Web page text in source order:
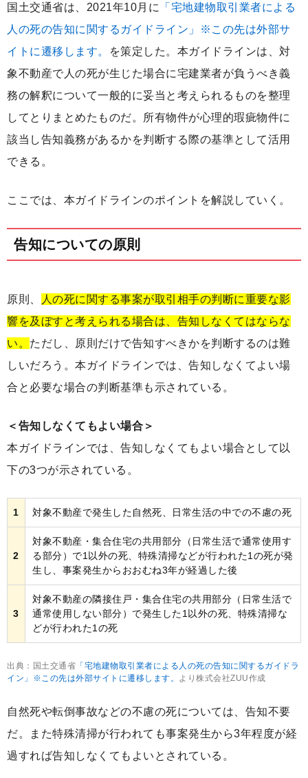
国土交通省は、2021年10月に
「宅地建物取引業者による
人の死の告知に関するガイドライン」※この先は外部サ
イトに遷移します。
を策定した。本ガイドラインは、対
象不動産で人の死が生じた場合に宅建業者が負うべき義
務の解釈について一般的に妥当と考えられるものを整理
してとりまとめたものだ。所有物件が心理的瑕疵物件に
該当し告知義務があるかを判断する際の基準として活用
できる。
ここでは、本ガイドラインのポイントを解説していく。
告知についての原則
原則、
人の死に関する事案が取引相手の判断に重要な影
響を及ぼすと考えられる場合は、告知しなくてはならな
い。 ただし、原則だけで告知すべきかを判断するのは難
しいだろう。本ガイドラインでは、告知しなくてよい場
合と必要な場合の判断基準も示されている。
＜告知しなくてもよい場合＞
本ガイドラインでは、告知しなくてもよい場合として以
下の3つが示されている。
1 対象不動産で発生した自然死、日常生活の中での不慮の死
2
対象不動産・集合住宅の共用部分（日常生活で通常使用す
る部分）で1以外の死、特殊清掃などが行われた1の死が発
生し、事案発生からおおむね3年が経過した後
3
対象不動産の隣接住戸・集合住宅の共用部分（日常生活で
通常使用しない部分）で発生した1以外の死、特殊清掃な
どが行われた1の死
出典：国土交通省 「宅地建物取引業者による人の死の告知に関するガイドラ
イン」※この先は外部サイトに遷移します。
より株式会社ZUU作成
自然死や転倒事故などの不慮の死については、告知不要
だ。また特殊清掃が行われても事案発生から3年程度が経
過すれば告知しなくてもよいとされている。